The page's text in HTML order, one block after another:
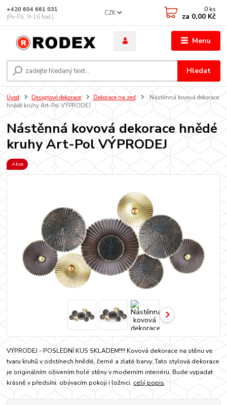
Menu
CZK
Hledat
+420 604 661 031
(Po-Pá, 9-16 hod.)
0 ks
za 0,00 Kč
Úvod Designové dekorace Dekorace na zeď
Nástěnná kovová dekorace
hnědé kruhy Art-Pol VÝPRODEJ
Nástěnná kovová dekorace hnědé
kruhy Art-Pol VÝPRODEJ
Akce
VÝPRODEJ - POSLEDNÍ KUS SKLADEM!!!! Kovová dekorace na stěnu ve
tvaru kruhů v odstínech hnědé, černé a zlaté barvy. Tato stylová dekorace
je originálním oživením holé stěny v moderním interiéru. Bude vypadat
krásně v předsíni, obývacím pokoji i ložnici. celý popis